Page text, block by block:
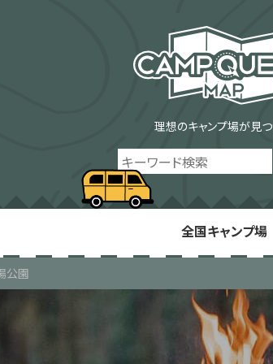
理想のキャンプ場が見
全国キャンプ場
公園